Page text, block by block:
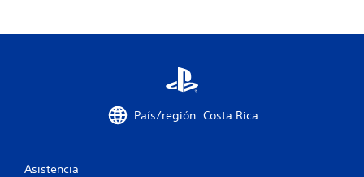
País/región: Costa Rica
Asistencia